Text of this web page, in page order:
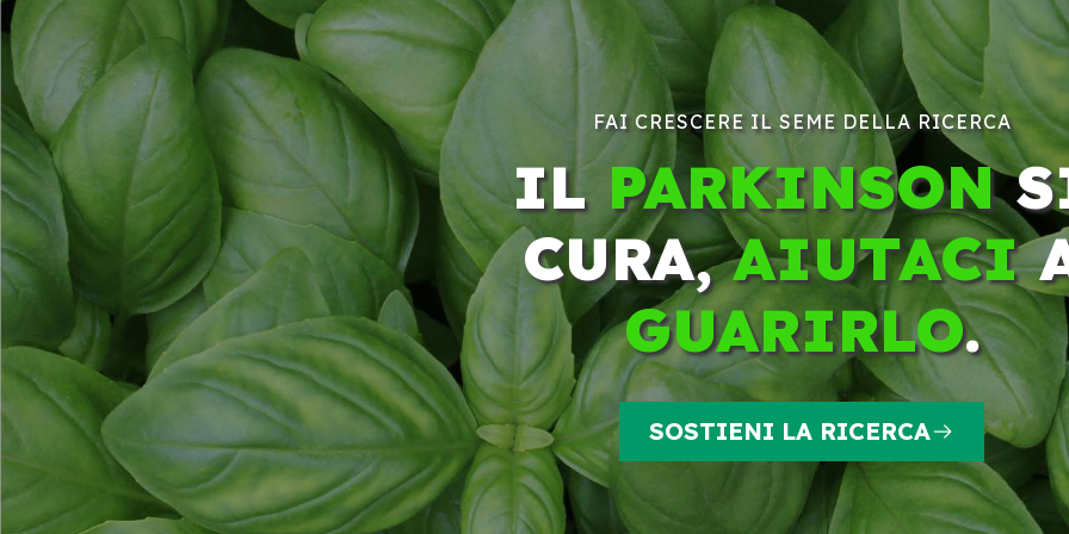
FAI CRESCERE IL SEME DELLA RICERCA
ILPARKINSON
CURA,AIUTACI
GUARIRLO.
SOSTIENI LA RICERCA